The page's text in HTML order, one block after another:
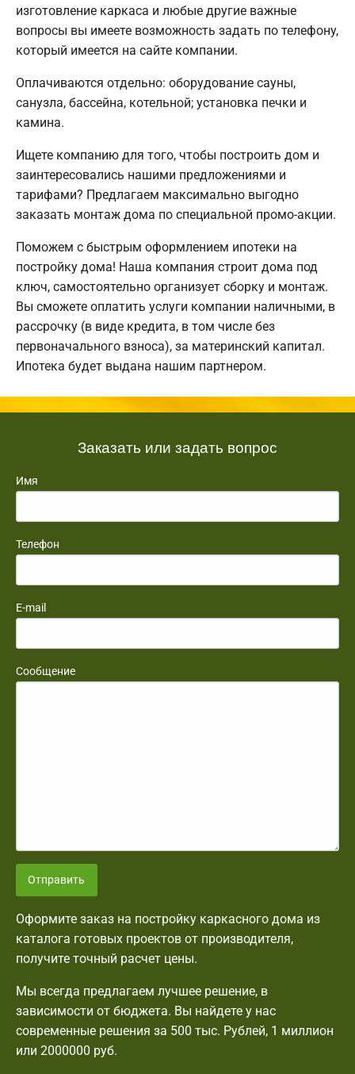
изготовление каркаса и любые другие важные
вопросы вы имеете возможность задать по телефону,
который имеется на сайте компании.
Оплачиваются отдельно: оборудование сауны,
санузла, бассейна, котельной; установка печки и
камина.
Ищете компанию для того, чтобы построить дом и
заинтересовались нашими предложениями и
тарифами? Предлагаем максимально выгодно
заказать монтаж дома по специальной промо-акции.
Поможем с быстрым оформлением ипотеки на
постройку дома! Наша компания строит дома под
ключ, самостоятельно организует сборку и монтаж.
Вы сможете оплатить услуги компании наличными, в
рассрочку (в виде кредита, в том числе без
первоначального взноса), за материнский капитал.
Ипотека будет выдана нашим партнером.
Заказать или задать вопрос
Имя
Телефон
E-mail
Сообщение
Отправить
Оформите заказ на постройку каркасного дома из
каталога готовых проектов от производителя,
получите точный расчет цены.
Мы всегда предлагаем лучшее решение, в
зависимости от бюджета. Вы найдете у нас
современные решения за 500 тыс. Рублей, 1 миллион
или 2000000 руб.